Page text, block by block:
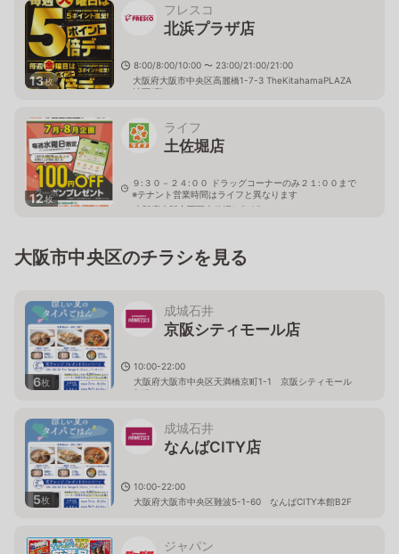
13枚
フレスコ
北浜プラザ店
8:00/8:00/10:00 〜 23:00/21:00/21:00
大阪府大阪市中央区高麗橋1-7-3 TheKitahamaPLAZA
地下1階
12枚
ライフ
土佐堀店
９:３０－２４:００ ドラッグコーナーのみ２１:００まで
※テナント営業時間はライフと異なります
大阪府大阪市西区土佐堀1-5-25
大阪市中央区のチラシを見る
6枚
成城石井
京阪シティモール店
10:00-22:00
大阪府大阪市中央区天満橋京町1-1 京阪シティモール
B1F
5枚
成城石井
なんばCITY店
10:00-22:00
大阪府大阪市中央区難波5-1-60 なんばCITY本館B2F
ジャパン